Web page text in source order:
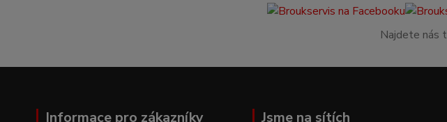
Najdete nás
Informace pro zákazníky Jsme na sítích